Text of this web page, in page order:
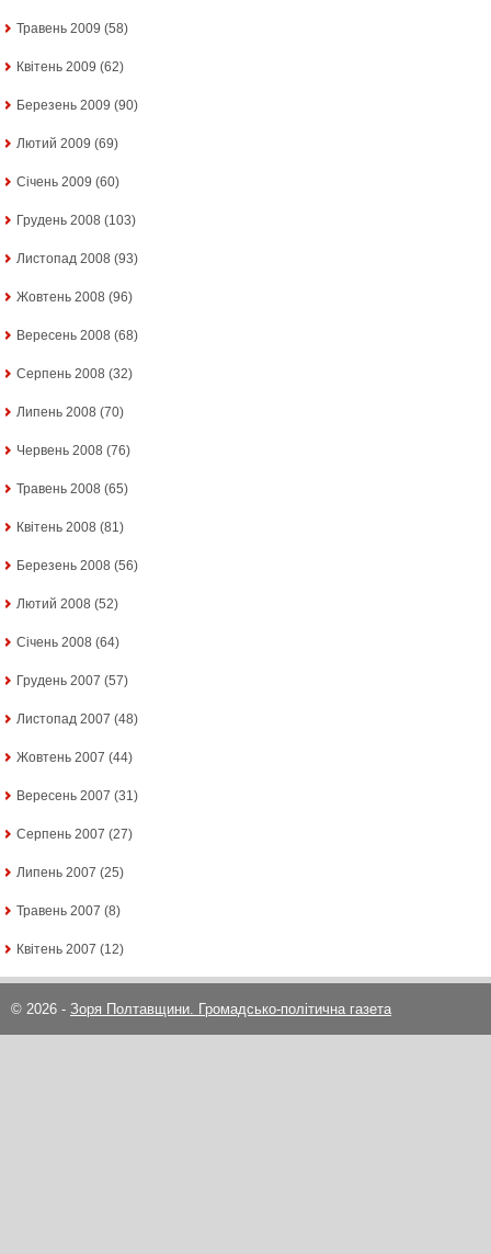
Травень 2009 (58)
Квітень 2009 (62)
Березень 2009 (90)
Лютий 2009 (69)
Січень 2009 (60)
Грудень 2008 (103)
Листопад 2008 (93)
Жовтень 2008 (96)
Вересень 2008 (68)
Серпень 2008 (32)
Липень 2008 (70)
Червень 2008 (76)
Травень 2008 (65)
Квітень 2008 (81)
Березень 2008 (56)
Лютий 2008 (52)
Січень 2008 (64)
Грудень 2007 (57)
Листопад 2007 (48)
Жовтень 2007 (44)
Вересень 2007 (31)
Серпень 2007 (27)
Липень 2007 (25)
Травень 2007 (8)
Квітень 2007 (12)
© 2026 - Зоря Полтавщини. Громадсько-політична газета